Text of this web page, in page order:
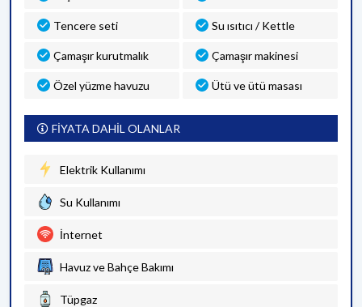
Tencere seti Su ısıtıcı / Kettle
Çamaşır kurutmalık Çamaşır makinesi
Özel yüzme havuzu Ütü ve ütü masası
FİYATA DAHİL OLANLAR
Elektrik Kullanımı
Su Kullanımı
İnternet
Havuz ve Bahçe Bakımı
Tüpgaz